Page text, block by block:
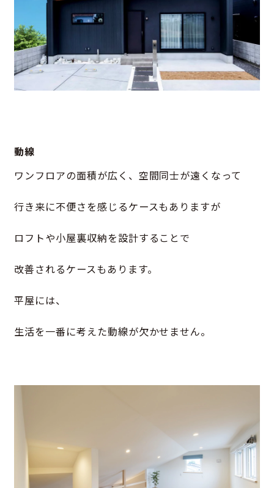
動線
ワンフロアの面積が広く、空間同士が遠くなって
行き来に不便さを感じるケースもありますが
ロフトや小屋裏収納を設計することで
改善されるケースもあります。
平屋には、
生活を一番に考えた動線が欠かせません。